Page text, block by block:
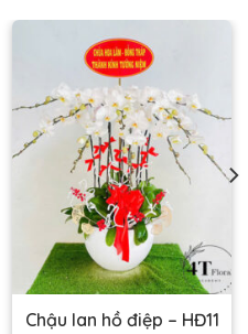
Chậu lan hồ điệp – HĐ11